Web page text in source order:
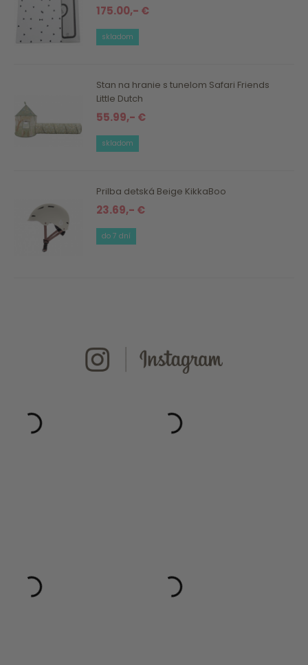
175.00,- €
skladom
Stan na hranie s tunelom Safari Friends
Little Dutch
55.99,- €
skladom
Prilba detská Beige KikkaBoo
23.69,- €
do 7 dní